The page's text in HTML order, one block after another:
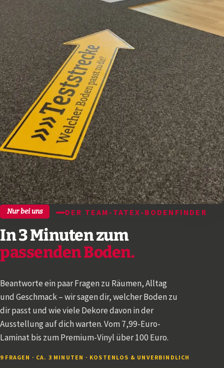
Nur bei uns DER TEAM-TATEX-BODENFINDER
In 3 Minuten zum
passenden Boden.
Beantworte ein paar Fragen zu Räumen, Alltag
und Geschmack – wir sagen dir, welcher Boden zu
dir passt und wie viele Dekore davon in der
Ausstellung auf dich warten. Vom 7,99-Euro-
Laminat bis zum Premium-Vinyl über 100 Euro.
9 FRAGEN · CA. 3 MINUTEN · KOSTENLOS & UNVERBINDLICH